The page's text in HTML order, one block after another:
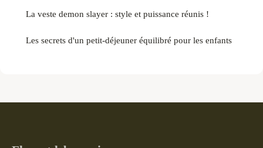
La veste demon slayer : style et puissance réunis !
Les secrets d'un petit-déjeuner équilibré pour les enfants